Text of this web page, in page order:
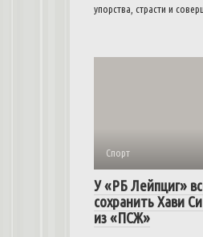
упорства, страсти и
Спорт
У «РБ Лейпциг»
сохранить Хави
из «ПСЖ»